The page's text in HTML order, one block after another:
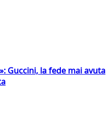
Guccini, la fede mai avuta